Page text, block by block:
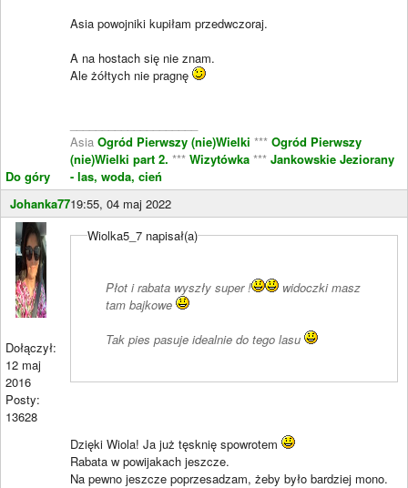
Do góry
Asia powojniki kupiłam przedwczoraj.
A na hostach się nie znam.
Ale żółtych nie pragnę
Asia Ogród Pierwszy (nie)Wielki *** Ogród Pierwszy
(nie)Wielki part 2. *** Wizytówka *** Jankowskie Jeziorany
- las, woda, cień
Johanka7719:55, 04 maj 2022
Dołączył:
12 maj
2016
Posty:
13628
Wiolka5_7 napisał(a)
Płot i rabata wyszły super !
widoczki masz
tam bajkowe
Tak pies pasuje idealnie do tego lasu
Dzięki Wiola! Ja już tęsknię spowrotem
Rabata w powijakach jeszcze.
Na pewno jeszcze poprzesadzam, żeby było bardziej mono.